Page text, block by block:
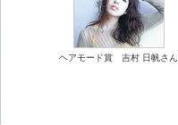
ヘアモード賞 吉村 日帆さん